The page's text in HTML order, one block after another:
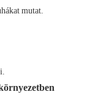
mutat.